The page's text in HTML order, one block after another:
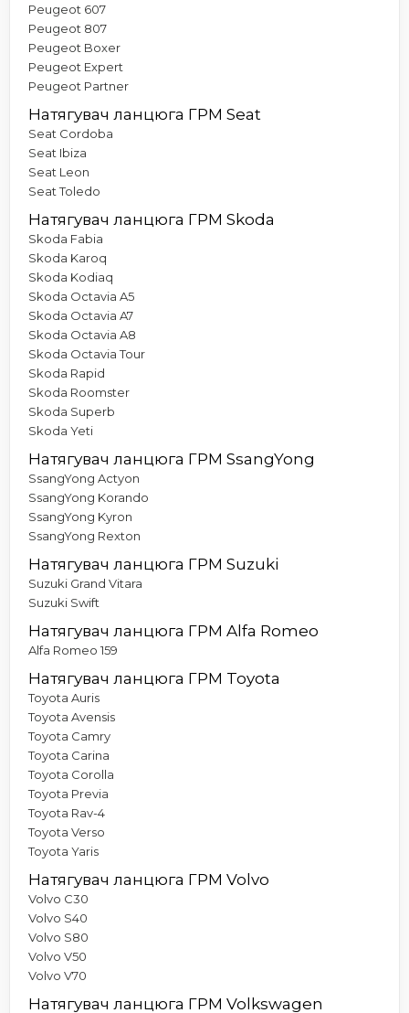
Peugeot 607
Peugeot 807
Peugeot Boxer
Peugeot Expert
Peugeot Partner
Натягувач ланцюга ГРМ Seat
Seat Cordoba
Seat Ibiza
Seat Leon
Seat Toledo
Натягувач ланцюга ГРМ Skoda
Skoda Fabia
Skoda Karoq
Skoda Kodiaq
Skoda Octavia A5
Skoda Octavia A7
Skoda Octavia A8
Skoda Octavia Tour
Skoda Rapid
Skoda Roomster
Skoda Superb
Skoda Yeti
Натягувач ланцюга ГРМ SsangYong
SsangYong Actyon
SsangYong Korando
SsangYong Kyron
SsangYong Rexton
Натягувач ланцюга ГРМ Suzuki
Suzuki Grand Vitara
Suzuki Swift
Натягувач ланцюга ГРМ Alfa Romeo
Alfa Romeo 159
Натягувач ланцюга ГРМ Toyota
Toyota Auris
Toyota Avensis
Toyota Camry
Toyota Carina
Toyota Corolla
Toyota Previa
Toyota Rav-4
Toyota Verso
Toyota Yaris
Натягувач ланцюга ГРМ Volvo
Volvo C30
Volvo S40
Volvo S80
Volvo V50
Volvo V70
Натягувач ланцюга ГРМ Volkswagen